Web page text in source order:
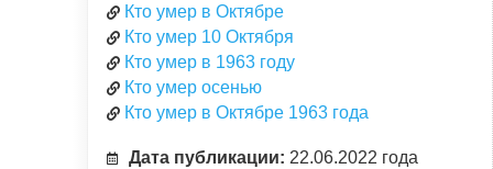
Кто умер в Октябре
Кто умер 10 Октября
Кто умер в 1963 году
Кто умер осенью
Кто умер в Октябре 1963 года
Дата публикации: 22.06.2022 года